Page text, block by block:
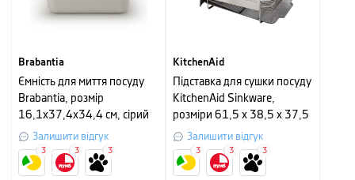
Brabantia
Ємність для миття посуду
Brabantia, розмір
16,1х37,4х34,4 см, сірий
Залишити відгук
3 3 3
KitchenAid
Підставка для сушки посуду
KitchenAid Sinkware,
розміри 61,5 x 38,5 x 37,5
см Залишити відгук
3 3 3